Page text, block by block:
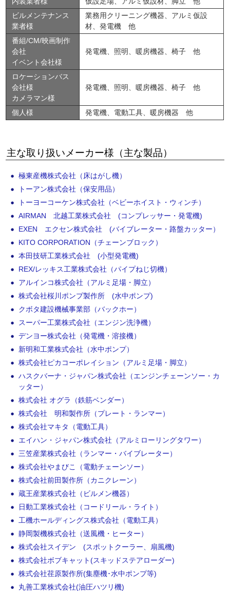
ビルメンテナンス
業者様
業務用クリーニング機器、アルミ仮設
材、発電機 他
番組/CM/映画制作
会社
イベント会社様
発電機、照明、暖房機器、椅子 他
ロケーションバス
会社様
カメラマン様
発電機、照明、暖房機器、椅子 他
個人様 発電機、電動工具、暖房機器 他
主な取り扱いメーカー様（主な製品）
極東産機株式会社（床はがし機）
トーアン株式会社（保安用品）
トーヨーコーケン株式会社（ベビーホイスト・ウィンチ）
AIRMAN 北越工業株式会社 (コンプレッサー・発電機)
EXEN エクセン株式会社 (バイブレーター・路盤カッター）
KITO CORPORATION（チェーンブロック）
本田技研工業株式会社 (小型発電機)
REX/レッキス工業株式会社（パイプねじ切機）
アルインコ株式会社（アルミ足場・脚立）
株式会社桜川ポンプ製作所 (水中ポンプ)
クボタ建設機械事業部（バックホー）
スーパー工業株式会社（エンジン洗浄機）
デンヨー株式会社（発電機・溶接機）
新明和工業株式会社（水中ポンプ）
株式会社ピカコーポレイション（アルミ足場・脚立）
ハスクバーナ・ジャパン株式会社（エンジンチェーンソー・カ
ッター）
株式会社 オグラ（鉄筋ベンダー）
株式会社 明和製作所（プレート・ランマー）
株式会社マキタ（電動工具）
エイハン・ジャパン株式会社（アルミローリングタワー）
三笠産業株式会社（ランマー・バイブレーター）
株式会社やまびこ（電動チェーンソー）
株式会社前田製作所（カニクレーン）
蔵王産業株式会社（ビルメン機器）
日動工業株式会社（コードリール・ライト）
工機ホールディングス株式会社（電動工具）
静岡製機株式会社（送風機・ヒーター）
株式会社スイデン (スポットクーラー、扇風機)
株式会社ボブキャット(スキッドステアローダー)
株式会社荏原製作所(集塵機･水中ポンプ等)
丸善工業株式会社(油圧ハツリ機)